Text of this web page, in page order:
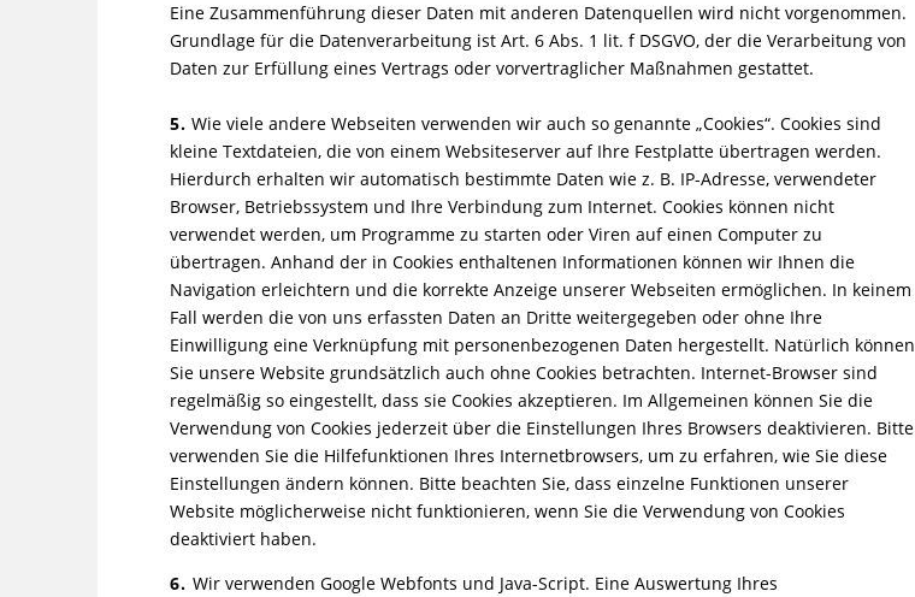
Eine Zusammenführung dieser Daten mit anderen Datenquellen wird nicht vorgenommen.
Grundlage für die Datenverarbeitung ist Art. 6 Abs. 1 lit. f DSGVO, der die Verarbeitung von
Daten zur Erfüllung eines Vertrags oder vorvertraglicher Maßnahmen gestattet.
5. Wie viele andere Webseiten verwenden wir auch so genannte „Cookies“. Cookies sind
kleine Textdateien, die von einem Websiteserver auf Ihre Festplatte übertragen werden.
Hierdurch erhalten wir automatisch bestimmte Daten wie z. B. IP-Adresse, verwendeter
Browser, Betriebssystem und Ihre Verbindung zum Internet. Cookies können nicht
verwendet werden, um Programme zu starten oder Viren auf einen Computer zu
übertragen. Anhand der in Cookies enthaltenen Informationen können wir Ihnen die
Navigation erleichtern und die korrekte Anzeige unserer Webseiten ermöglichen. In keinem
Fall werden die von uns erfassten Daten an Dritte weitergegeben oder ohne Ihre
Einwilligung eine Verknüpfung mit personenbezogenen Daten hergestellt. Natürlich können
Sie unsere Website grundsätzlich auch ohne Cookies betrachten. Internet-Browser sind
regelmäßig so eingestellt, dass sie Cookies akzeptieren. Im Allgemeinen können Sie die
Verwendung von Cookies jederzeit über die Einstellungen Ihres Browsers deaktivieren. Bitte
verwenden Sie die Hilfefunktionen Ihres Internetbrowsers, um zu erfahren, wie Sie diese
Einstellungen ändern können. Bitte beachten Sie, dass einzelne Funktionen unserer
Website möglicherweise nicht funktionieren, wenn Sie die Verwendung von Cookies
deaktiviert haben.
6. Wir verwenden Google Webfonts und Java-Script. Eine Auswertung Ihres